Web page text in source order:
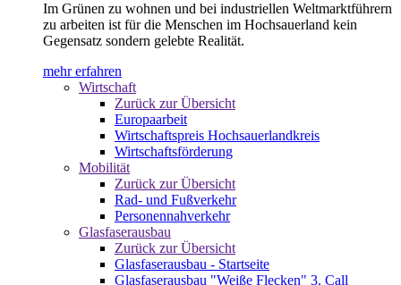
Im Grünen zu wohnen und bei industriellen Weltmarktführern
zu arbeiten ist für die Menschen im Hochsauerland kein
Gegensatz sondern gelebte Realität.
mehr erfahren
Wirtschaft
Zurück zur Übersicht
Europaarbeit
Wirtschaftspreis Hochsauerlandkreis
Wirtschaftsförderung
Mobilität
Zurück zur Übersicht
Rad- und Fußverkehr
Personennahverkehr
Glasfaserausbau
Zurück zur Übersicht
Glasfaserausbau - Startseite
Glasfaserausbau "Weiße Flecken" 3. Call